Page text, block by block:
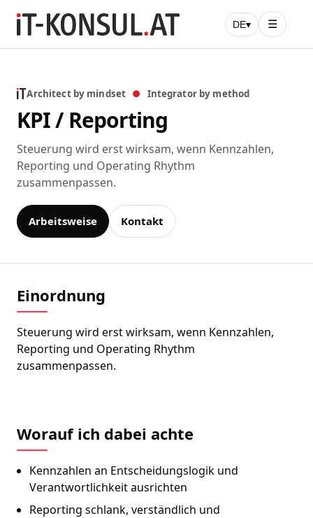
DE▾ ☰
Architect by mindset ● Integrator by method
KPI / Reporting
Steuerung wird erst wirksam, wenn Kennzahlen,
Reporting und Operating Rhythm
zusammenpassen.
Arbeitsweise Kontakt
Einordnung
Steuerung wird erst wirksam, wenn Kennzahlen,
Reporting und Operating Rhythm
zusammenpassen.
Worauf ich dabei achte
Kennzahlen an Entscheidungslogik und
Verantwortlichkeit ausrichten
Reporting schlank, verständlich und